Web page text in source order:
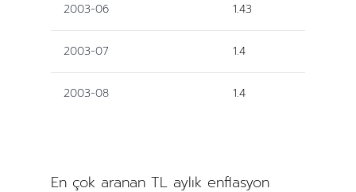
2003-06 1.43
2003-07 1.4
2003-08 1.4
En çok aranan TL aylık enflasyon